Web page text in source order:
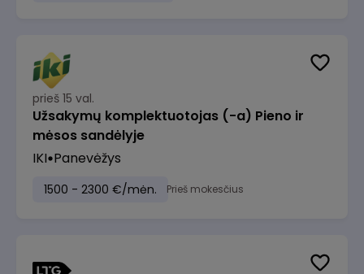
prieš 15 val.
Užsakymų komplektuotojas (-a) Pieno ir
mėsos sandėlyje
IKI Panevėžys
1500 - 2300 €/mėn. Prieš mokesčius